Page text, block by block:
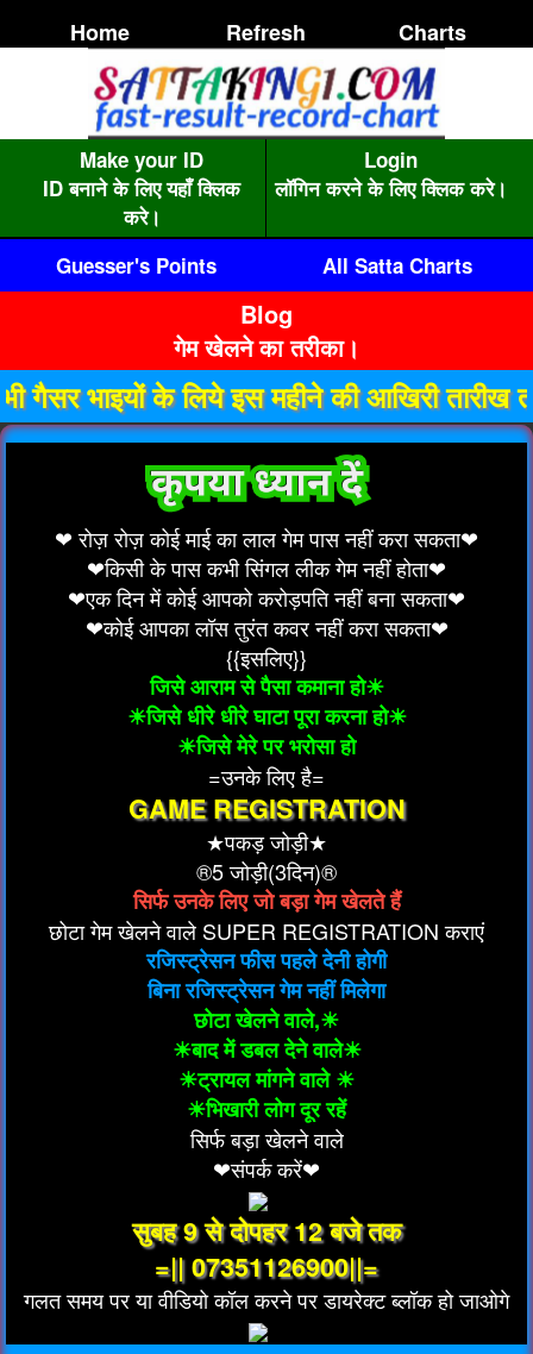
Home Refresh Charts
Make your ID
ID बनाने के लिए यहाँ क्लिक
करे।
Login
लॉगिन करने के लिए क्लिक करे।
Guesser's Points All Satta Charts
Blog
गेम खेलने का तरीका।
के लिये इस महीने की आखिरी तारीख तक
❤ रोज़ रोज़ कोई माई का लाल गेम पास नहीं करा सकता❤
❤किसी के पास कभी सिंगल लीक गेम नहीं होता❤
❤एक दिन में कोई आपको करोड़पति नहीं बना सकता❤
❤कोई आपका लॉस तुरंत कवर नहीं करा सकता❤
{{इसलिए}}
जिसे आराम से पैसा कमाना हो☀
☀जिसे धीरे धीरे घाटा पूरा करना हो☀
☀जिसे मेरे पर भरोसा हो
=उनके लिए है=
GAME REGISTRATION
★पकड़ जोड़ी★
®5 जोड़ी(3दिन)®
सिर्फ उनके लिए जो बड़ा गेम खेलते हैं
छोटा गेम खेलने वाले SUPER REGISTRATION कराएं
रजिस्ट्रेसन फीस पहले देनी होगी
बिना रजिस्ट्रेसन गेम नहीं मिलेगा
छोटा खेलने वाले,☀
☀बाद में डबल देने वाले☀
☀ट्रायल मांगने वाले ☀
☀भिखारी लोग दूर रहें
सिर्फ बड़ा खेलने वाले
❤संपर्क करें❤
सुबह 9 से दोपहर 12 बजे तक
=|| 07351126900||=
गलत समय पर या वीडियो कॉल करने पर डायरेक्ट ब्लॉक हो जाओगे